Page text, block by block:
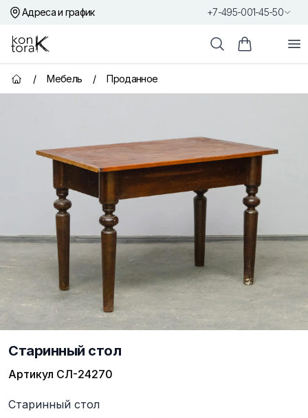
Адреса и график +7-495-001-45-50
Контора К
ПоискКорзина
Главная страница
/ Мебель / Проданное
Старинный стол
Артикул СЛ-24270
Описание
Старинный стол